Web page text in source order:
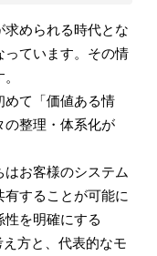
められる時代とな
っています。その情
めて「価値ある情
の整理・体系化が
はお客様のシステム
することが可能に
を明確にする
え方と、代表的なモ